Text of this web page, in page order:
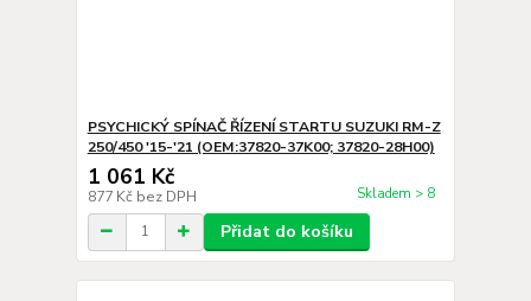
PSYCHICKÝ SPÍNAČ ŘÍZENÍ STARTU SUZUKI RM-Z
250/450 '15-'21 (OEM:37820-37K00; 37820-28H00)
1 061 Kč
877 Kč bez DPH Skladem > 8
Přidat do košíku